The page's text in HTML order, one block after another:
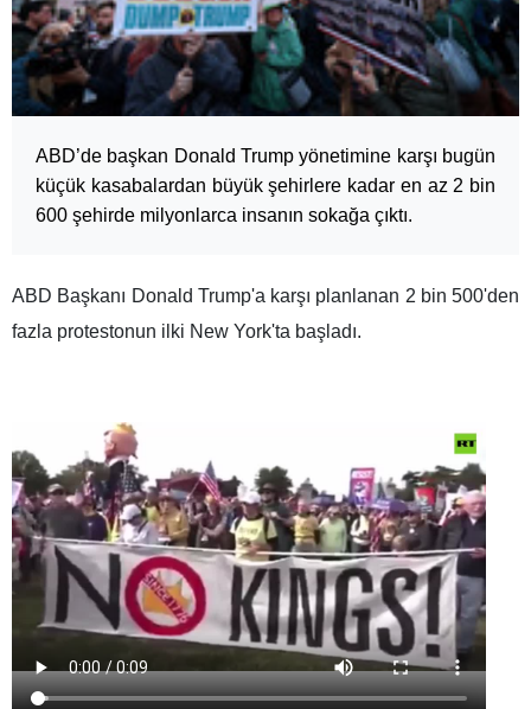
ABD’de başkan Donald Trump yönetimine karşı bugün
küçük kasabalardan büyük şehirlere kadar en az 2 bin
600 şehirde milyonlarca insanın sokağa çıktı.
ABD Başkanı Donald Trump'a karşı planlanan 2 bin 500'den
fazla protestonun ilki New York'ta başladı.